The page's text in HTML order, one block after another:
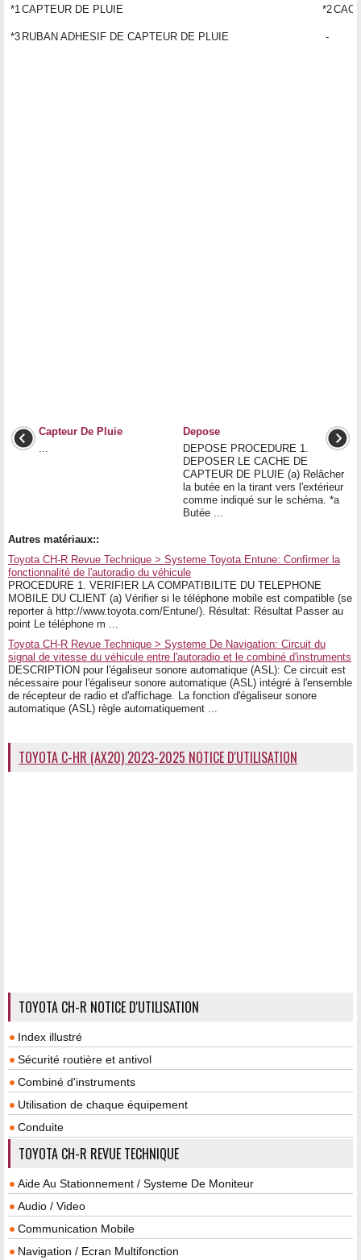
*1 CAPTEUR DE PLUIE *2
*3 RUBAN ADHESIF DE CAPTEUR DE PLUIE -
Capteur De Pluie
Depose
DEPOSE PROCEDURE 1.
DEPOSER LE CACHE DE
CAPTEUR DE PLUIE (a) Relâcher
la butée en la tirant vers l'extérieur
comme indiqué sur le schéma. *a
Butée ...
Autres matériaux::
Toyota CH-R Revue Technique > Systeme Toyota Entune: Confirmer la
fonctionnalité de l'autoradio du véhicule
PROCEDURE 1. VERIFIER LA COMPATIBILITE DU TELEPHONE
MOBILE DU CLIENT (a) Vérifier si le téléphone mobile est compatible (se
reporter à http://www.toyota.com/Entune/). Résultat: Résultat Passer au
point Le téléphone m ...
Toyota CH-R Revue Technique > Systeme De Navigation: Circuit du
signal de vitesse du véhicule entre l'autoradio et le combiné d'instruments
DESCRIPTION pour l'égaliseur sonore automatique (ASL): Ce circuit est
nécessaire pour l'égaliseur sonore automatique (ASL) intégré à l'ensemble
de récepteur de radio et d'affichage. La fonction d'égaliseur sonore
automatique (ASL) règle automatiquement ...
TOYOTA C-HR (AX20) 2023-2025 NOTICE D'UTILISATION
TOYOTA CH-R NOTICE D'UTILISATION
Index illustré
Sécurité routière et antivol
Combiné d'instruments
Utilisation de chaque équipement
Conduite
TOYOTA CH-R REVUE TECHNIQUE
Aide Au Stationnement / Systeme De Moniteur
Audio / Video
Communication Mobile
Navigation / Ecran Multifonction